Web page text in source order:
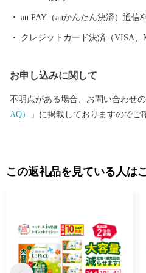
au PAY（auかんたん決済）通信
クレジットカード決済（VISA、
お申し込みに関して
不明点がある場合、お問い合わせ
AQ）」 に掲載しておりますのでご
この返礼品を見ている人は